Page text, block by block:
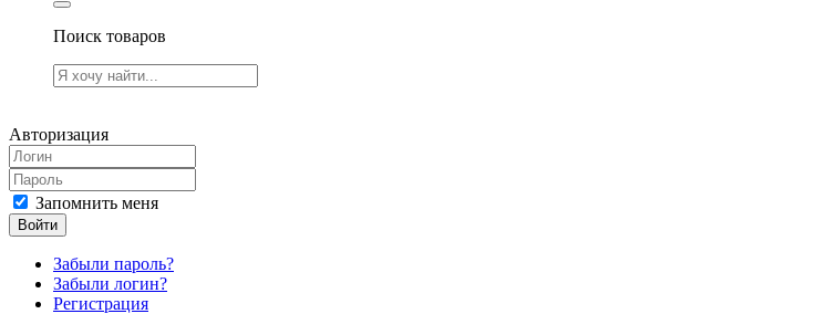
Поиск товаров
Авторизация
Запомнить меня
Войти
Забыли пароль?
Забыли логин?
Регистрация